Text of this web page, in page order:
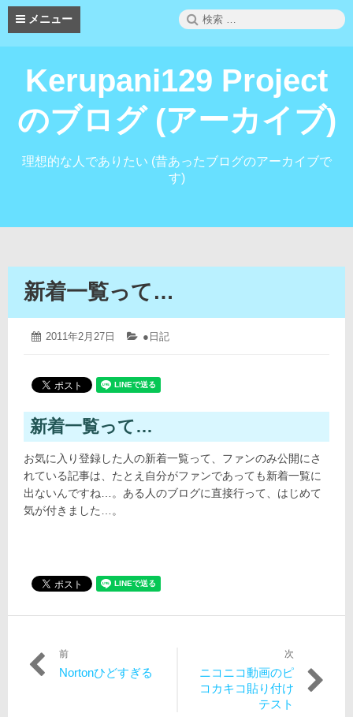
コ
メニュー
検
索:
Kerupani129 Project
のブログ (アーカイブ)
理想的な人でありたい (昔あったブログのアーカイブで
す)
新着一覧って…
投
2011年2月27日
2019
月
12
カ
リ
ー:
●日記
新着一覧って…
お気に入り登録した人の新着一覧って、ファンのみ公開にさ
れている記事は、たとえ自分がファンであっても新着一覧に
出ないんですね…。ある人のブログに直接行って、はじめて
気が付きました…。
投
前
過
Nortonひどすぎる
次
ニコニコ動画のピ
コカキコ貼り付け
テスト